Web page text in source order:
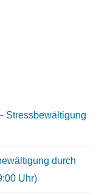
Stressbewältigung
durch
Uhr)